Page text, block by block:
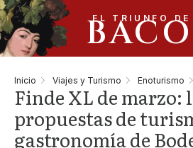
EL TRIUNFO DE
BACO
Inicio Viajes y Turismo Enoturismo
Finde XL de marzo:
propuestas de
gastronomía de